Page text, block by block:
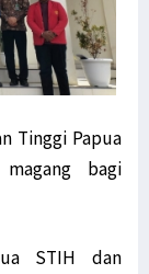
Tinggi Papua
bagi
STIH dan